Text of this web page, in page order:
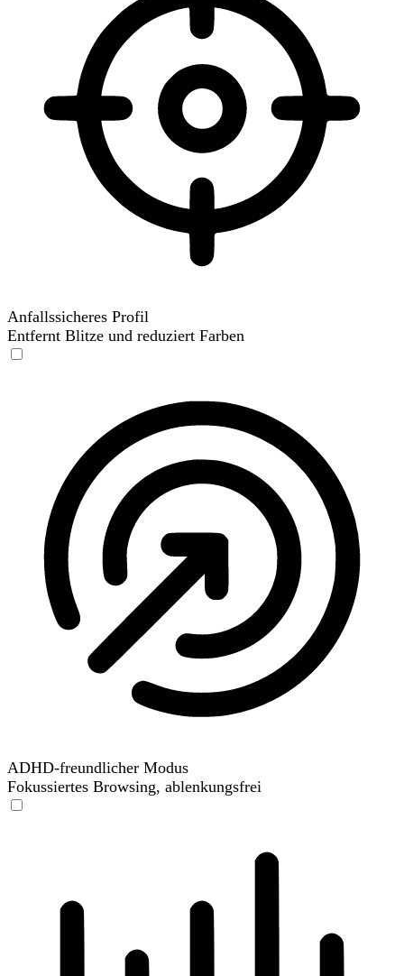
Anfallssicheres Profil
Entfernt Blitze und reduziert Farben
ADHD-freundlicher Modus
Fokussiertes Browsing, ablenkungsfrei